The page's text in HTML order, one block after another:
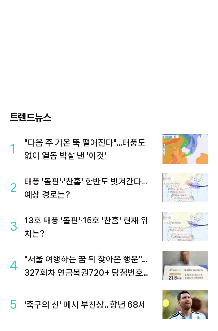
트렌드뉴스
1
"다음 주 기온 뚝 떨어진다"…태풍도
없이 열돔 박살 낸 '이것'
2
태풍 '돌핀'·'찬홈' 한반도 빗겨간다…
예상 경로는?
3
13호 태풍 '돌핀'·15호 '찬홈' 현재 위
치는?
4
"서울 여행하는 꿈 뒤 찾아온 행운"…
327회차 연금복권720+ 당첨번호조
5 '축구의 신' 메시 부친상…향년 68세